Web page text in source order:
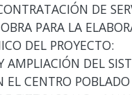
DE
PARA LA
DEL PROYECTO:
AMPLIACIÓN DEL
EL CENTRO